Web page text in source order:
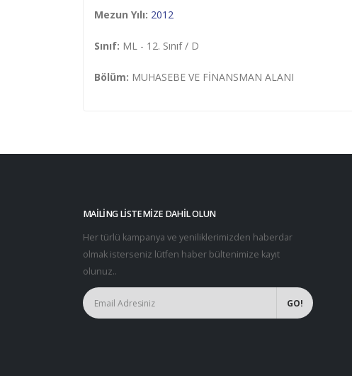
Mezun Yılı: 2012
Sınıf: ML - 12. Sınıf / D
Bölüm: MUHASEBE VE FİNANSMAN ALANI
MAILING LISTEMIZE DAHIL OLUN
Her türlü kampanya ve yeniliklerimizden haberdar
olmak isterseniz lütfen haber bültenimize kayıt
olunuz..